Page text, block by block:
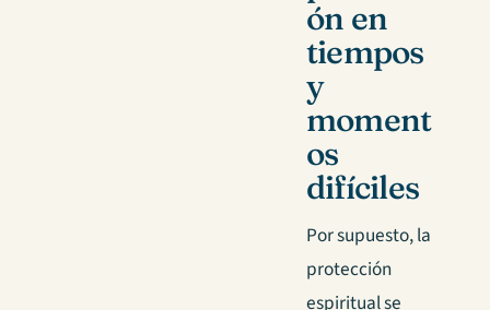
ón en
tiempos
y
moment
os
difíciles
Por supuesto, la
protección
espiritual se